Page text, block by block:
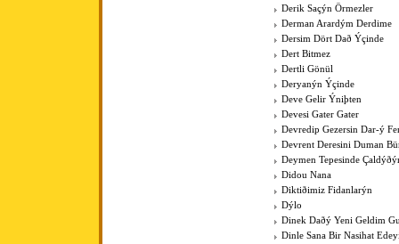
Derik Saçýn Örmezler
Derman Arardým Derdime
Dersim Dört Dað Ýçinde
Dert Bitmez
Dertli Gönül
Deryanýn Ýçinde
Deve Gelir Ýniþten
Devesi Gater Gater
Devredip Gezersin Dar-ý
Devrent Deresini Duman
Deymen Tepesinde
Didou Nana
Diktiðimiz Fidanlarýn
Dýlo
Dinek Daðý Yeni Geldim
Dinle Sana Bir Nasihat